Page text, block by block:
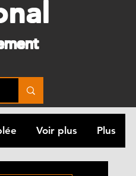
Voir plus Plus